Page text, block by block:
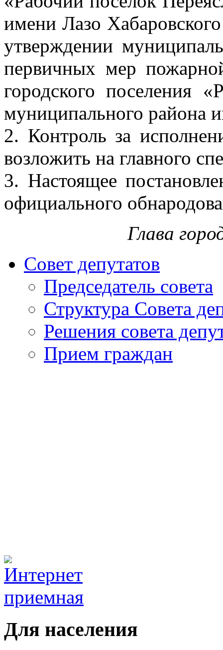
имени Лазо
утверждении
первичных мер
городского поселения
муниципального района
2. Контроль за
возложить на главного
3. Настоящее
официального
Глава
Совет депутатов
Председатель совета
Структура Совета
Решения совета
Прием граждан
Для населения